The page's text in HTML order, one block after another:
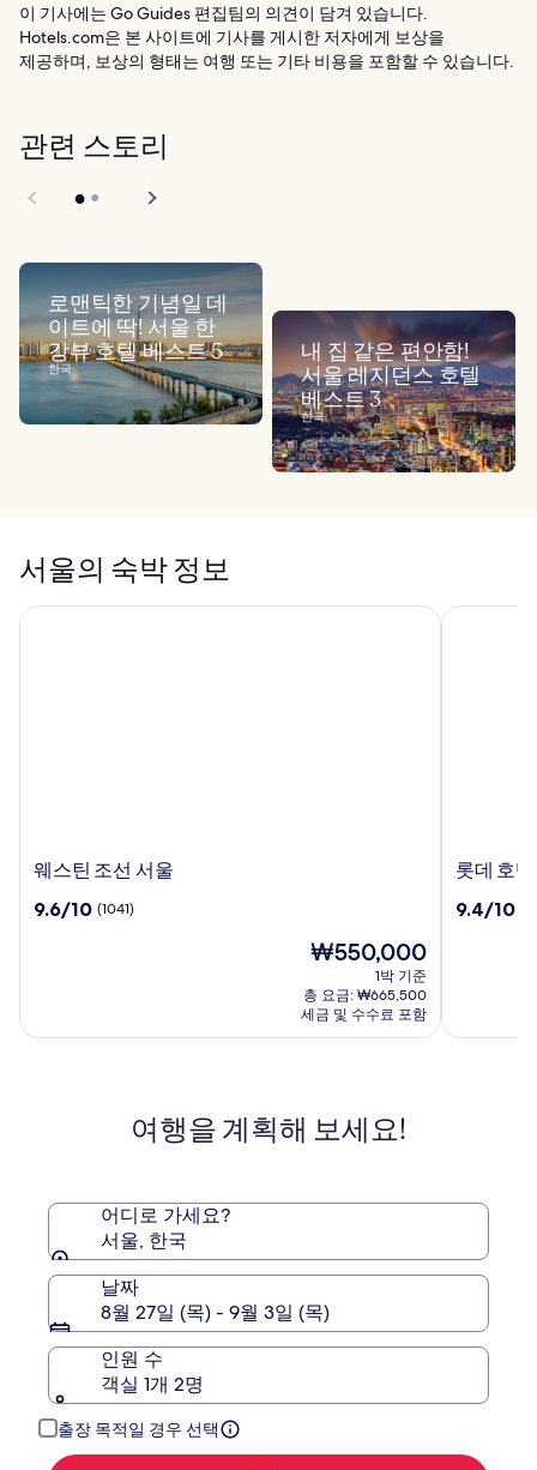
이 기사에는 Go Guides 편집팀의 의견이 담겨 있습니다.
Hotels.com은 본 사이트에 기사를 게시한 저자에게 보상을
제공하며, 보상의 형태는 여행 또는 기타 비용을 포함할 수 있습니다.
관련 스토리
로맨틱한 기념일 데
이트에 딱! 서울 한
강뷰 호텔 베스트 5
한국
내 집 같은 편안함!
서울 레지던스 호텔
베스트 3
한국
서울의 숙박 정보
웨
틴
웨스틴 조선 서울
10
점,
9.6/10 (1041)
현
요
금
₩550,000
₩550,000
1박 기준
총 요금: ₩665,500
세금 및 수수료 포함
웨스틴 조선 서울
롯
호
롯데 호
10
점,
9.4/10
롯데 호텔
여행을 계획해 보세요!
어디로 가세요?
서울, 한국
날짜
8월 27일 (목) - 9월 3일 (목)
인원 수
객실 1개 2명
출장 목적일 경우 선택